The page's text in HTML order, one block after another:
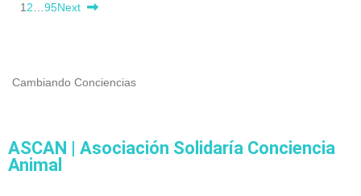
1 2 95Next
Cambiando Conciencias
ASCAN | Asociación Solidaría Conciencia
Animal